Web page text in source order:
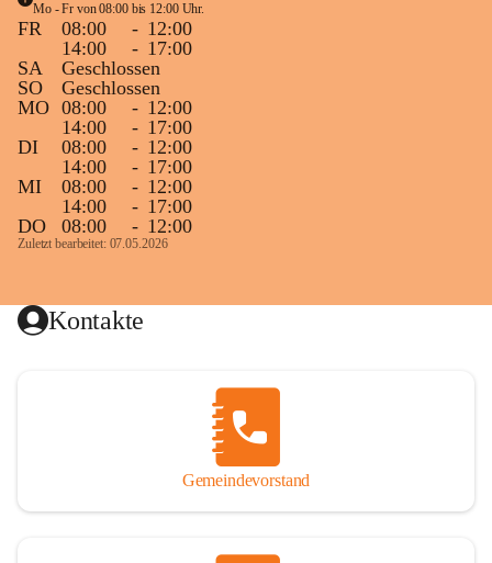
Mo - Fr von 08:00 bis 12:00 Uhr.
FR 08:00 - 12:00
14:00
- 17:00
SA
Geschlossen
SO
Geschlossen
MO 08:00 - 12:00
14:00
- 17:00
DI
08:00 - 12:00
14:00
- 17:00
MI
08:00 - 12:00
14:00
- 17:00
DO
08:00 - 12:00
Zuletzt bearbeitet: 07.05.2026
Kontakte
Gemeindevorstand